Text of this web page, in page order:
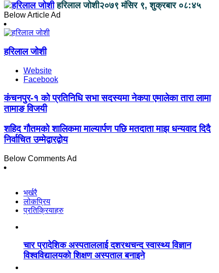
हरिलाल जोशी२०७९ मंसिर ९, शुक्रबार ०८:४५
Below Article Ad
हरिलाल जोशी
Website
Facebook
कंचनपुर-१ को प्रतिनिधि सभा सदस्यमा नेकपा एमालेका तारा लामा
तामाङ विजयी
शहिद गौतमको शालिकमा माल्यार्पण पछि मतदाता माझ धन्यवाद दिदै
निर्वाचित उम्मेद्वारद्वोय
Below Comments Ad
भर्खरै
लोकप्रिय
प्रतिक्रियाहरु
चार प्रादेशिक अस्पताललाई दशरथचन्द स्वास्थ्य विज्ञान
विश्वविद्यालयको शिक्षण अस्पताल बनाइने